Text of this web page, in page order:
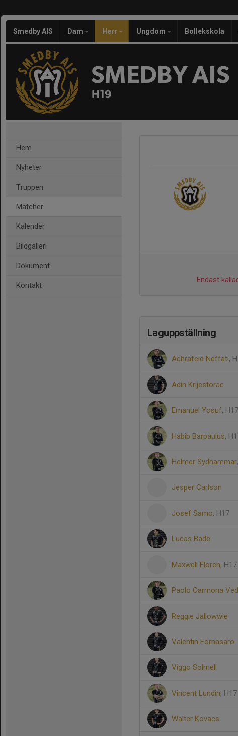
Smedby AIS Dam Herr Ungdom Bollekskola
SMEDBY AIS
H19
Hem
Nyheter
Truppen
Matcher
Kalender
Bildgalleri
Dokument
Kontakt
Endast
Laguppställning
Achrafeid Neffati,
Adin Krijestorac
Emanuel Yosuf, H17
Habib Barpaulus,
Helmer Sydhammar
Jesper Carlson
Josef Samo, H17
Lucas Bade
Maxwell Floren, H17
Paolo Carmona
Reggie Jallowwie
Valentin Fornasaro
Viggo Solmell
Vincent Lundin, H17
Walter Kovacs